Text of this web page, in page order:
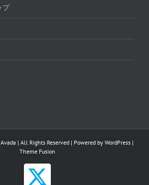
プ
| All Rights Reserved | Powered by WordPress |
Theme Fusion